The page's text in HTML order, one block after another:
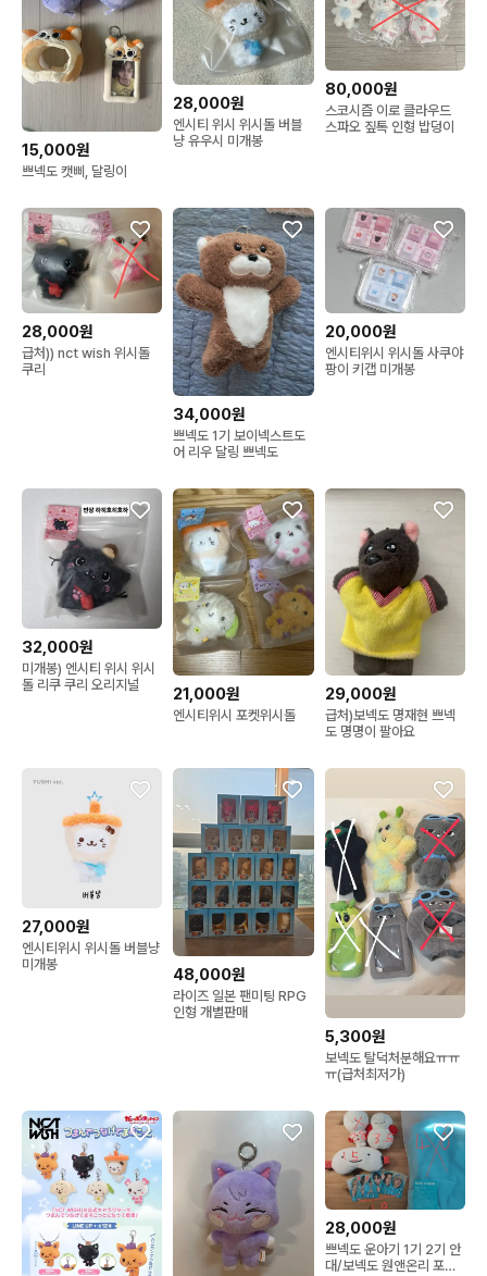
15,000원
쁘넥도 캣삐, 달링이
28,000원
엔시티 위시 위시돌 버블
냥 유우시 미개봉
80,000원
스코시즘 이로 클라우드
스파오 짚톡 인형 밥덩이
28,000원
급처)) nct wish 위시돌
쿠리
34,000원
쁘넥도 1기 보이넥스트도
어 리우 달링 쁘넥도
20,000원
엔시티위시 위시돌 사쿠야
팡이 키캡 미개봉
32,000원
미개봉) 엔시티 위시 위시
돌 리쿠 쿠리 오리지널
21,000원
엔시티위시 포켓위시돌
29,000원
급처)보넥도 명재현 쁘넥
도 명명이 팔아요
27,000원
엔시티위시 위시돌 버블냥
미개봉
48,000원
라이즈 일본 팬미팅 RPG
인형 개별판매
5,300원
보넥도 탈덕처분해요ㅠㅠ
ㅠ(급처최저가)
28,000원
쁘넥도 운아기 1기 2기 안
대/보넥도 원앤온리 포카